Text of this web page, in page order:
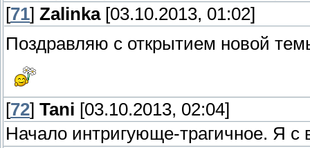
[71] Zalinka[03.10.2013, 01:02]
Поздравляю с открытием новой
[72] Tani [03.10.2013, 02:04]
Начало интригующе-трагичное. Я с